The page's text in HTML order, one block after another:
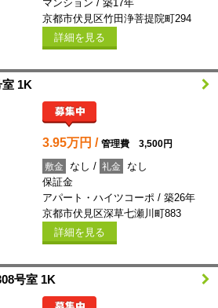
マンション / 築17年
京都市伏見区竹田浄菩提院町294
詳細を見る
1K
3.95万円 / 管理費 3,500円
敷金 なし / 礼金
なし
保証金
アパート・ハイツコーポ / 築26年
京都市伏見区深草七瀬川町883
詳細を見る
号室 1K